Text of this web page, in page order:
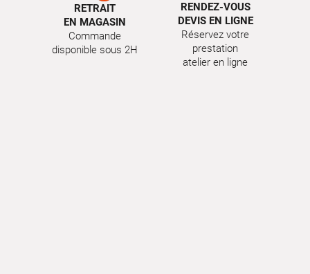
RETRAIT
EN MAGASIN
Commande
disponible sous 2H
RENDEZ-VOUS
DEVIS EN LIGNE
Réservez votre
prestation
atelier en ligne